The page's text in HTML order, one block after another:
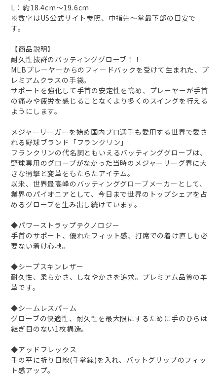
L：約18.4cm～19.6cm
※数字はUS公式サイト参照、中指先～掌最下部の目安で
す。
【商品説明】
耐久性抜群のバッティンググローブ！！
MLBプレーヤーからのフィードバックを受けて生まれた、プ
レミアムクラスの手袋。
サポートを強化して手首の安定性を高め、プレーヤーが手首
の痛みや疲労を感じることなくより多くのスイングを行える
ようにします。
メジャーリーガーを始め国内プロ選手も愛用する世界で愛さ
れる野球ブランド「フランクリン」
フランクリンの代名詞ともいえるバッティンググローブは、
野球専用のグローブがなかった当時のメジャーリーグ界に大
きな衝撃と変革をもたらたアイテム。
以来、世界最高峰のバッティンググローブメーカーとして、
業界のパイオニアとして、今日まで世界のトップシェアを占
めるグローブを生み出し続けています。
◆パワーストラップテクノロジー
手首のサポート、優れたフィット感、打席での着け直しも必
要ない着け心地。
◆シープスキンレザー
耐久性、柔らかさ、しなやかさを追求。プレミアム品質の羊
革です。
◆シームレスパーム
グローブの快適性、耐久性を最大限にするために手のひらは
継ぎ目のない1枚構造。
◆アッドフレックス
手の平に折り目線(手掌線)を入れ、バットグリップのフィッ
ト感アップ。